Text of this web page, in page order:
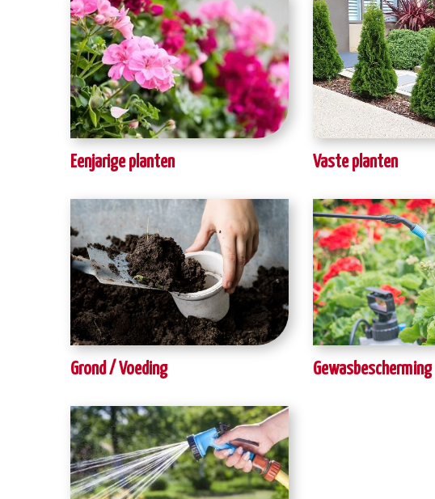
Eenjarige planten Vaste planten
Grond / Voeding Gewasbescherming